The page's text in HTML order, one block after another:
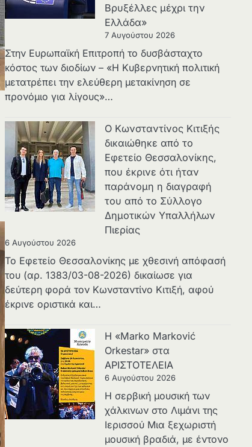
Βρυξέλλες μέχρι την
Ελλάδα»
7 Αυγούστου 2026
Στην Ευρωπαϊκή Επιτροπή το δυσβάσταχτο
κόστος των διοδίων – «Η Κυβερνητική πολιτική
μετατρέπει την ελεύθερη μετακίνηση σε
προνόμιο για λίγους»…
Ο Κωνσταντίνος Κιτιξής
δικαιώθηκε από το
Εφετείο Θεσσαλονίκης,
που έκρινε ότι ήταν
παράνομη η διαγραφή
του από το Σύλλογο
Δημοτικών Υπαλλήλων
Πιερίας
6 Αυγούστου 2026
Το Εφετείο Θεσσαλονίκης με χθεσινή απόφασή
του (αρ. 1383/03-08-2026) δικαίωσε για
δεύτερη φορά τον Κωνσταντίνο Κιτιξή, αφού
έκρινε οριστικά και…
Η «Marko Marković
Orkestar» στα
ΑΡΙΣΤΟΤΕΛΕΙΑ
6 Αυγούστου 2026
Η σερβική μουσική των
χάλκινων στο Λιμάνι της
Ιερισσού Μια ξεχωριστή
μουσική βραδιά, με έντονο